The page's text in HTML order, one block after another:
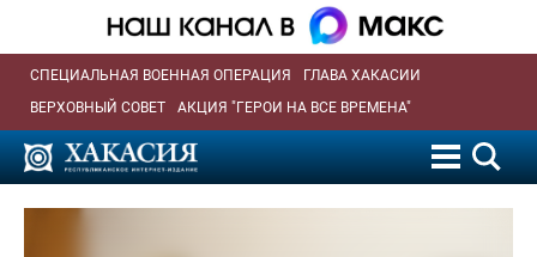
СПЕЦИАЛЬНАЯ ВОЕННАЯ ОПЕРАЦИЯ
ГЛАВА ХАКАСИИ
ВЕРХОВНЫЙ СОВЕТ
АКЦИЯ "ГЕРОИ НА ВСЕ ВРЕМЕНА"